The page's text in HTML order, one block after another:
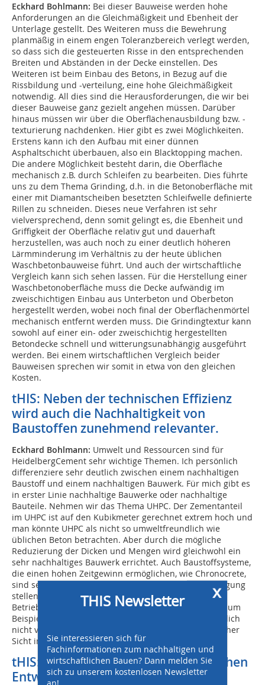
Eckhard Bohlmann: Bei dieser Bauweise werden hohe
Anforderungen an die Gleichmäßigkeit und Ebenheit der
Unterlage gestellt. Des Weiteren muss die Bewehrung
planmäßig in einem engen Toleranzbereich verlegt werden,
so dass sich die gesteuerten Risse in den entsprechenden
Breiten und Abständen in der Decke einstellen. Des
Weiteren ist beim Einbau des Betons, in Bezug auf die
Rissbildung und -verteilung, eine hohe Gleichmäßigkeit
notwendig. All dies sind die Herausforderungen, die wir bei
dieser Bauweise ganz gezielt angehen müssen. Darüber
hinaus müssen wir über die Oberflächenausbildung bzw. -
texturierung nachdenken. Hier gibt es zwei Möglichkeiten.
Erstens kann ich den Aufbau mit einer dünnen
Asphaltschicht überbauen, also ein Blacktopping machen.
Die andere Möglichkeit besteht darin, die Oberfläche
mechanisch z.B. durch Schleifen zu bearbeiten. Dies führte
uns zu dem Thema Grinding, d.h. in die Betonoberfläche mit
einer mit Diamantscheiben besetzten Schleifwelle definierte
Rillen zu schneiden. Dieses neue Verfahren ist sehr
vielversprechend, denn somit gelingt es, die Ebenheit und
Griffigkeit der Oberfläche relativ gut und dauerhaft
herzustellen, was auch noch zu einer deutlich höheren
Lärmminderung im Verhältnis zu der heute üblichen
Waschbetonbauweise führt. Und auch der wirtschaftliche
Vergleich kann sich sehen lassen. Für die Herstellung einer
Waschbetonoberfläche muss die Decke aufwändig im
zweischichtigen Einbau aus Unterbeton und Oberbeton
hergestellt werden, wobei noch final der Oberflächenmörtel
mechanisch entfernt werden muss. Die Grindingtextur kann
sowohl auf einer ein- oder zweischichtig hergestellten
Beton­decke schnell und witterungsunabhängig ausgeführt
werden. Bei einem wirtschaftlichen Vergleich beider
Bauweisen sprechen wir somit in etwa von den gleichen
Kosten.
tHIS: Neben der technischen Effizienz
wird auch die Nachhaltigkeit von
Baustoffen zunehmend relevanter.
Eckhard Bohlmann: Umwelt und Ressourcen sind für
HeidelbergCement sehr wichtige Themen. Ich persönlich
differenziere sehr deutlich zwischen einem nachhaltigen
Baustoff und einem nachhaltigen Bauwerk. Für mich gibt es
in erster Linie nachhaltige Bauwerke oder nachhaltige
Bauteile. Nehmen wir das Thema UHPC. Der Zementanteil
im UHPC ist auf den Kubikmeter gerechnet extrem hoch und
man könnte UHPC als nicht so umweltfreundlich wie
üblichen Beton betrachten. Aber durch die mögliche
Reduzierung der Dicken und Mengen wird gleichwohl ein
sehr nachhaltiges Bauwerk errichtet. Auch Baustoffsysteme,
die einen hohen Zeitgewinn ermöglichen, wie Chronocrete,
sind sehr nachhaltig, da wir eine Baulösung zur Verfügung
stellen, die störende Beeinträchtigungen von
Betriebsabläufen ganz entscheidend minimiert. Also zum
Beispiel weniger Stauzeiten. All dies befreit uns natürlich
nicht von der Pflicht, über jedes Produkt aus ökologischer
Sicht immer wieder aufs Neue nachzudenken.
tHIS: Worauf zielen solche ökologischen
Entwicklungen ab?
x
THIS Newsletter
Sie interessieren sich für
Fachinformationen zum nachhaltigen und
wirtschaftlichen Bauen? Dann melden Sie
sich zu unserem kostenlosen Newsletter
an!